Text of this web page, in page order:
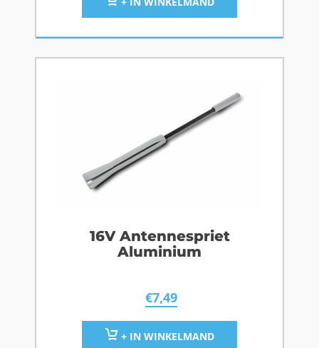
16V Antennespriet
Aluminium
€7,49
+ IN WINKELMAND